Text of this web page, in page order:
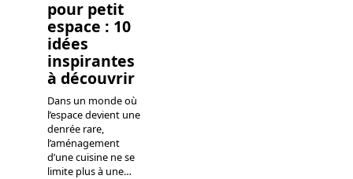
pour petit
espace : 10
idées
inspirantes
à découvrir
Dans un monde où
l’espace devient une
denrée rare,
l’aménagement
d’une cuisine ne se
limite plus à une…